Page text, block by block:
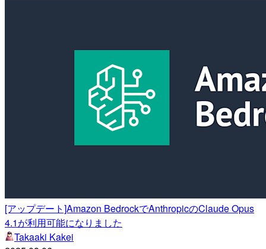
[アップデート]Amazon BedrockでAnthropicのClaude Opus
4.1が利用可能になりました
Takaaki Kakei